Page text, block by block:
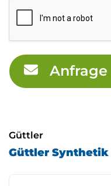
Anfrage
Güttler
Güttler Synthetik